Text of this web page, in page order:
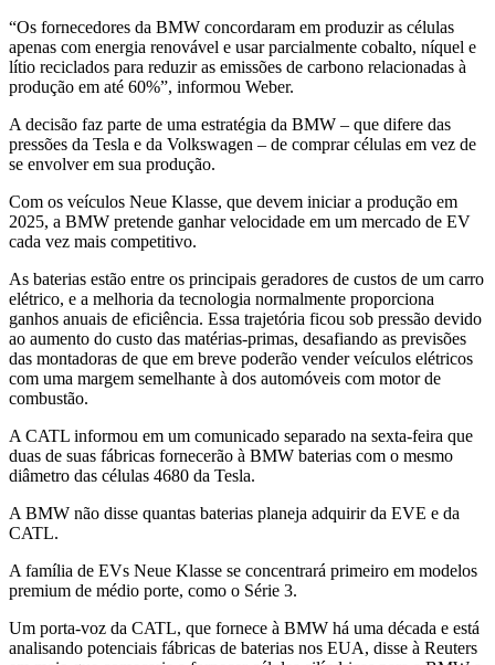
“Os fornecedores da BMW concordaram em produzir as células
apenas com energia renovável e usar parcialmente cobalto, níquel e
lítio reciclados para reduzir as emissões de carbono relacionadas à
produção em até 60%”, informou Weber.
A decisão faz parte de uma estratégia da BMW – que difere das
pressões da Tesla e da Volkswagen – de comprar células em vez de
se envolver em sua produção.
Com os veículos Neue Klasse, que devem iniciar a produção em
2025, a BMW pretende ganhar velocidade em um mercado de EV
cada vez mais competitivo.
As baterias estão entre os principais geradores de custos de um carro
elétrico, e a melhoria da tecnologia normalmente proporciona
ganhos anuais de eficiência. Essa trajetória ficou sob pressão devido
ao aumento do custo das matérias-primas, desafiando as previsões
das montadoras de que em breve poderão vender veículos elétricos
com uma margem semelhante à dos automóveis com motor de
combustão.
A CATL informou em um comunicado separado na sexta-feira que
duas de suas fábricas fornecerão à BMW baterias com o mesmo
diâmetro das células 4680 da Tesla.
A BMW não disse quantas baterias planeja adquirir da EVE e da
CATL.
A família de EVs Neue Klasse se concentrará primeiro em modelos
premium de médio porte, como o Série 3.
Um porta-voz da CATL, que fornece à BMW há uma década e está
analisando potenciais fábricas de baterias nos EUA, disse à Reuters